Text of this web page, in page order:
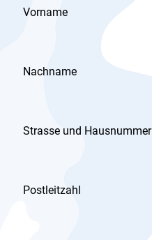
Vorname
Nachname
Strasse und Hausnummer
Postleitzahl